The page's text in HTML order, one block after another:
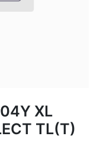
XL
TL(T)